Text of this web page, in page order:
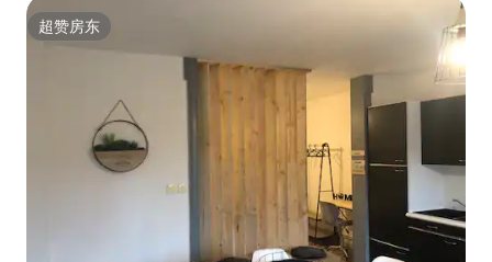
超赞房东
超赞房东